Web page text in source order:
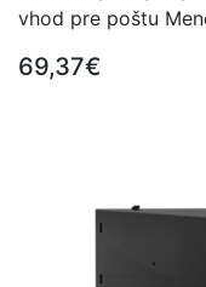
vhod pre poštu
69,37€